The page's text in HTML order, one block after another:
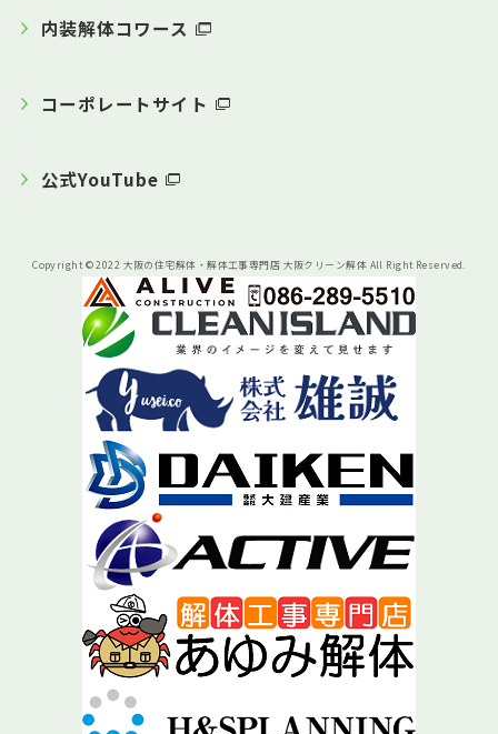
内装解体コワース
コーポレートサイト
公式YouTube
Copyright © 2022 大阪の住宅解体・解体工事専門店 大阪クリーン解体 All Right Reserved.